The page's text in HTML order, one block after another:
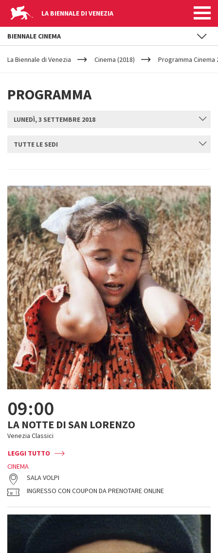
LA BIENNALE DI VENEZIA
YOUR
ARE
La Biennale di Venezia Cinema (2018) Programma Cinema
PROGRAMMA
LUNEDÌ, 3 SETTEMBRE 2018
TUTTE LE SEDI
09:00
LA NOTTE DI SAN LORENZO
Venezia Classici
LEGGI TUTTO
CINEMA
SALA VOLPI
INGRESSO CON COUPON DA PRENOTARE ONLINE
BIENNALE CINEMA